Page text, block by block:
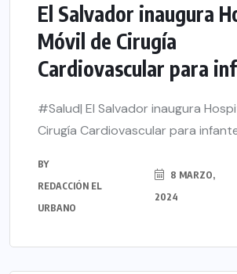
El Salvador inaugura
Móvil de Cirugía
Cardiovascular para
#Salud| El Salvador inaugura
Cirugía Cardiovascular para
BY
REDACCIÓN EL
URBANO
8 MARZO,
2024